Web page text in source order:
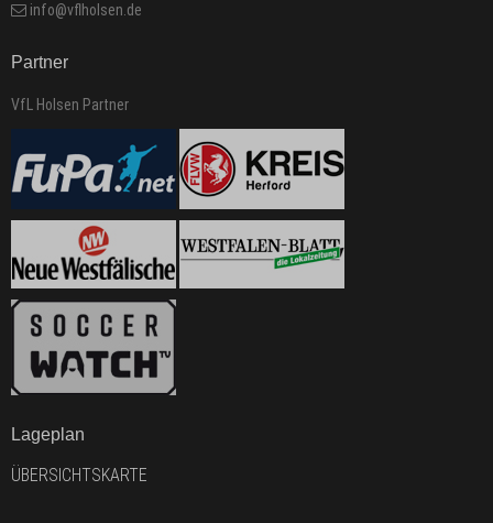
info@vflholsen.de
Partner
VfL Holsen Partner
Lageplan
ÜBERSICHTSKARTE